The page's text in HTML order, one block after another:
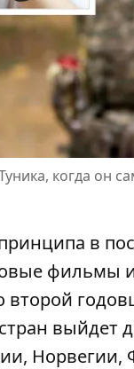
когда он
в
фильмы
второй
выйдет
Норвегии,